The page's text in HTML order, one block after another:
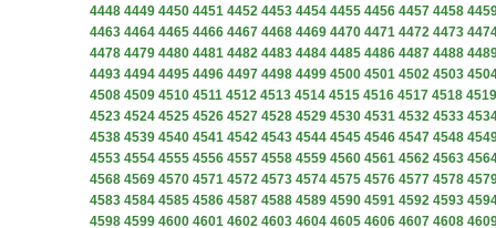
4448 4449 4450 4451 4452 4453 4454 4455 4456 4457 4458
4463 4464 4465 4466 4467 4468 4469 4470 4471 4472 4473
4478 4479 4480 4481 4482 4483 4484 4485 4486 4487 4488
4493 4494 4495 4496 4497 4498 4499 4500 4501 4502 4503
4508 4509 4510 4511 4512 4513 4514 4515 4516 4517 4518 4519
4523 4524 4525 4526 4527 4528 4529 4530 4531 4532 4533
4538 4539 4540 4541 4542 4543 4544 4545 4546 4547 4548
4553 4554 4555 4556 4557 4558 4559 4560 4561 4562 4563
4568 4569 4570 4571 4572 4573 4574 4575 4576 4577 4578
4583 4584 4585 4586 4587 4588 4589 4590 4591 4592 4593
4598 4599 4600 4601 4602 4603 4604 4605 4606 4607 4608